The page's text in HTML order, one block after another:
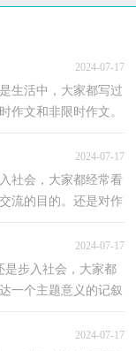
2024-07-17
生活中，大家都写过
作文和非限时作文。
2024-07-17
社会，大家都经常看
流的目的。还是对作
2024-07-17
是步入社会，大家都
一个主题意义的记叙
2024-07-17